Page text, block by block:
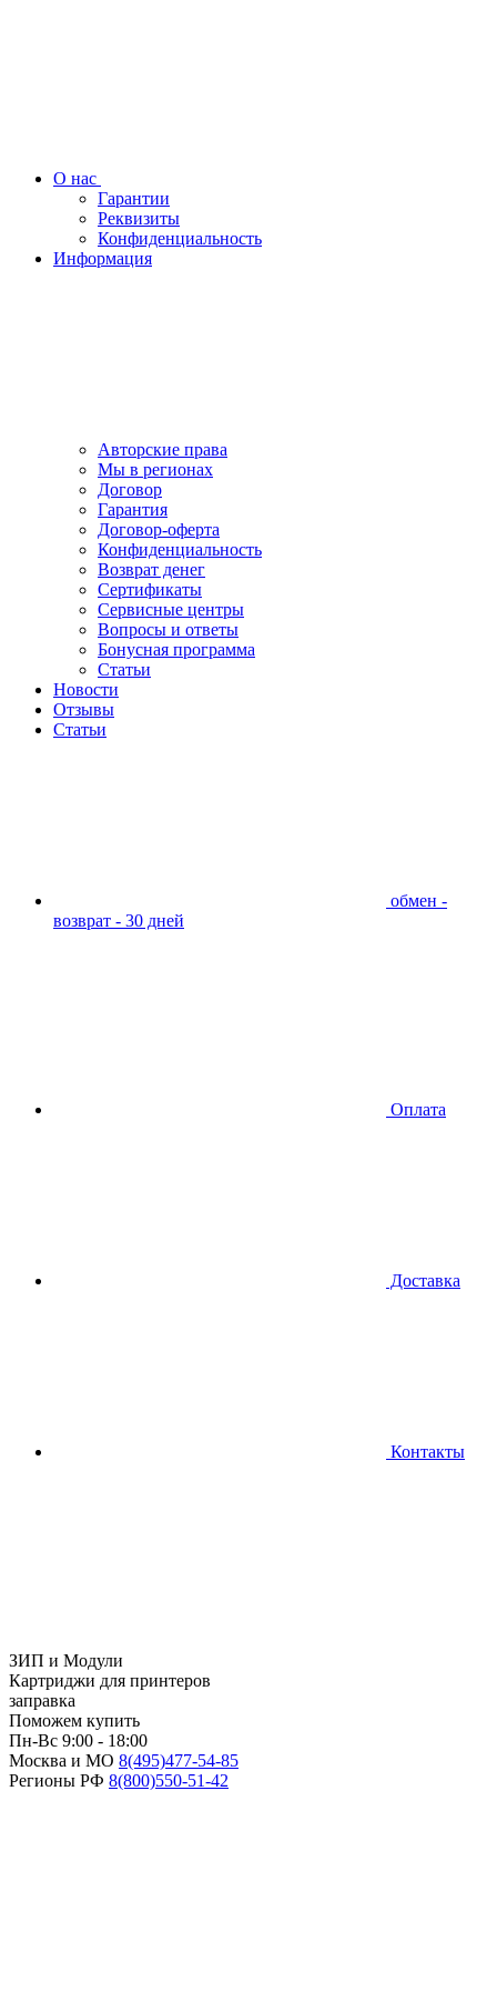
О нас
Гарантии
Реквизиты
Конфиденциальность
Информация
Авторские права
Мы в регионах
Договор
Гарантия
Договор-оферта
Конфиденциальность
Возврат денег
Сертификаты
Сервисные центры
Вопросы и ответы
Бонусная программа
Статьи
Новости
Отзывы
Статьи
обмен -
возврат - 30 дней
Оплата
Доставка
Контакты
ЗИП и Модули
Картриджи для принтеров
заправка
Поможем купить
Пн-Вс 9:00 - 18:00
Москва и МО 8(495)477-54-85
Регионы РФ 8(800)550-51-42